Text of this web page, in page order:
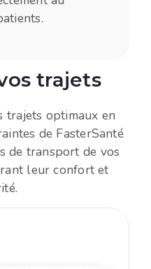
trajets
trajets optimaux en
de FasterSanté
de transport de vos
leur confort et